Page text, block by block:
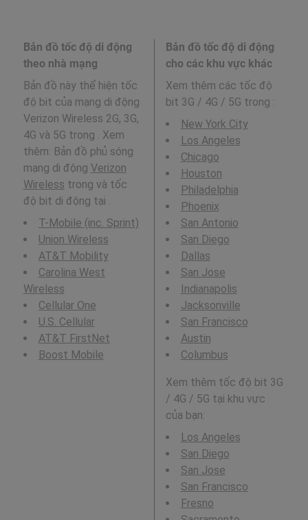
Bản đồ tốc độ di động
theo nhà mạng
Bản đồ này thể hiện tốc
độ bit của mạng di động
Verizon Wireless 2G, 3G,
4G và 5G trong . Xem
thêm: Bản đồ phủ sóng
mạng di động Verizon
Wireless trong và tốc
độ bit di động tại .
T-Mobile (inc. Sprint)
Union Wireless
AT&T Mobility
Carolina West
Wireless
Cellular One
U.S. Cellular
AT&T FirstNet
Boost Mobile
Bản đồ tốc độ di động
cho các khu vực khác
Xem thêm các tốc độ
bit 3G / 4G / 5G trong :
New York City
Los Angeles
Chicago
Houston
Philadelphia
Phoenix
San Antonio
San Diego
Dallas
San Jose
Indianapolis
Jacksonville
San Francisco
Austin
Columbus
Xem thêm tốc độ bit 3G
/ 4G / 5G tại khu vực
của bạn:
Los Angeles
San Diego
San Jose
San Francisco
Fresno